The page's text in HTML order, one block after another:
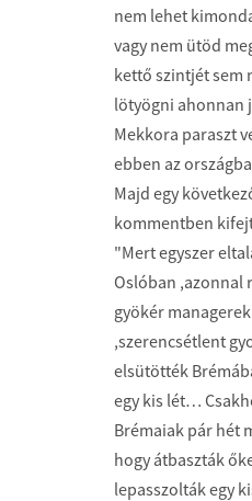
nem lehet
vagy nem ütöd
kettő szintjét sem
lötyögni
Mekkora paraszt
ebben az
Majd egy
kommentben
"Mert egyszer
Oslóban ,azonnal
gyökér managerek
,szerencsétlent
elsütötték
egy kis lét…
Brémaiak pár hét
hogy átbaszták
lepasszolták egy